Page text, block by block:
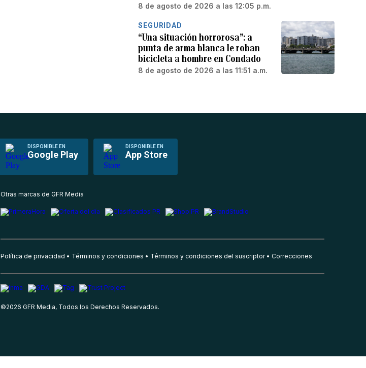
8 de agosto de 2026 a las 12:05 p.m.
SEGURIDAD
“Una situación horrorosa”: a
punta de arma blanca le roban
bicicleta a hombre en Condado
8 de agosto de 2026 a las 11:51 a.m.
DISPONIBLE EN
Google Play
DISPONIBLE EN
App Store
Otras marcas de GFR Media
Política de privacidad Términos y condiciones Términos y condiciones del suscriptor Correcciones
©2026 GFR Media, Todos los Derechos Reservados.